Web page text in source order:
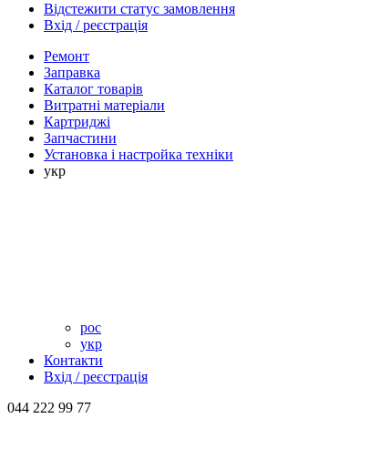
Відстежити статус замовлення
Вхід / реєстрація
Ремонт
Заправка
Каталог товарів
Витратні матеріали
Картриджі
Запчастини
Установка і настройка техніки
укр
рос
укр
Контакти
Вхід / реєстрація
044 222 99 77